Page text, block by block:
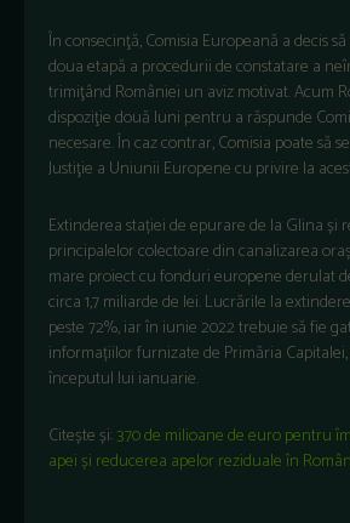
În consecinţă, Comisia Europeană a decis
doua etapă a procedurii de constatare a
trimiţând României un aviz motivat. Acum
dispoziţie două luni pentru a răspunde
necesare. În caz contrar, Comisia poate să
Justiţie a Uniunii Europene cu privire la
Extinderea stației de epurare de la Glina și
principalelor colectoare din canalizarea
mare proiect cu fonduri europene derulat
circa 1,7 miliarde de lei. Lucrările la
peste 72%, iar în iunie 2022 trebuie să fie
informațiilor furnizate de Primăria Capitalei,
începutul lui ianuarie.
Citește și:370 de milioane de euro pentru
apei și reducerea apelor reziduale în